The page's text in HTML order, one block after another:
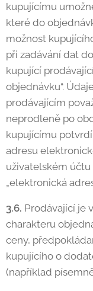
kupujícímu
které do
možnost
při zadávání dat
kupující
objednávku“.
prodávajícím
neprodleně po
kupujícímu
adresu
uživatelském
„elektronická
3.6. Prodávající je
charakteru
ceny,
kupujícího o
(například